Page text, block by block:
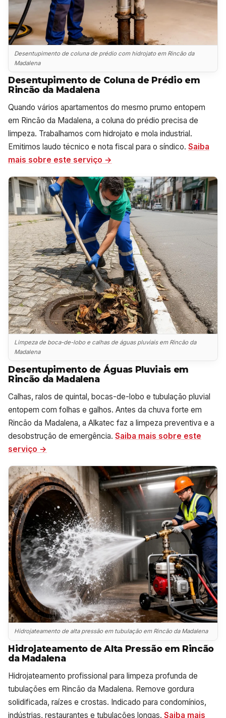
Desentupimento de coluna de prédio com hidrojato em Rincão da
Madalena
Desentupimento de Coluna de Prédio em
Rincão da Madalena
Quando vários apartamentos do mesmo prumo entopem
em Rincão da Madalena, a coluna do prédio precisa de
limpeza. Trabalhamos com hidrojato e mola industrial.
Emitimos laudo técnico e nota fiscal para o síndico. Saiba
mais sobre este serviço →
Limpeza de boca-de-lobo e calhas de águas pluviais em Rincão da
Madalena
Desentupimento de Águas Pluviais em
Rincão da Madalena
Calhas, ralos de quintal, bocas-de-lobo e tubulação pluvial
entopem com folhas e galhos. Antes da chuva forte em
Rincão da Madalena, a Alkatec faz a limpeza preventiva e a
desobstrução de emergência. Saiba mais sobre este
serviço →
Hidrojateamento de alta pressão em tubulação em Rincão da Madalena
Hidrojateamento de Alta Pressão em Rincão
da Madalena
Hidrojateamento profissional para limpeza profunda de
tubulações em Rincão da Madalena. Remove gordura
solidificada, raízes e crostas. Indicado para condomínios,
indústrias, restaurantes e tubulações longas. Saiba mais